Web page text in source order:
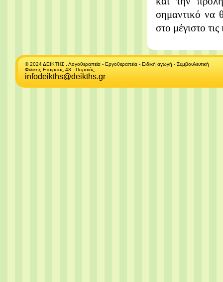
σημαντικό να
στο μέγιστο
© 2024 ΔΕΙΚΤΗΣ , Λογοθεραπεία - Εργοθεραπεία - Ειδική αγωγή - Συμβουλευτική
Φιλικης Εταιρειας 43 - Πειραιάς
infodeikths@deikths.gr